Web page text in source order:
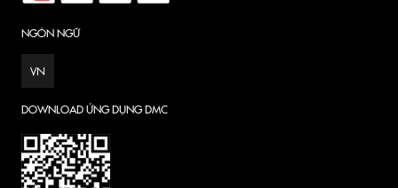
NGÔN NGỮ
VN
DOWNLOAD ỨNG DỤNG DMC